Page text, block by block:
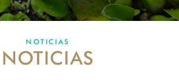
ATENCIÓN DE QUEJAS Y RECLAMOS
NOTICIAS
NOTICIAS